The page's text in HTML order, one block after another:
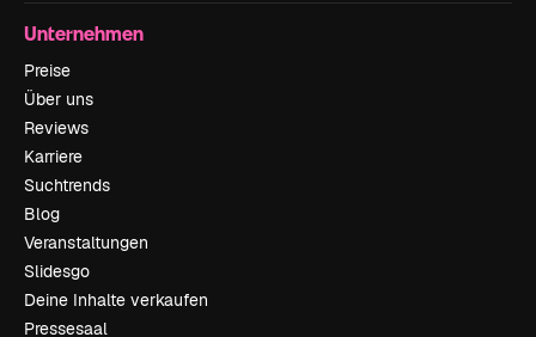
Unternehmen
Preise
Über uns
Reviews
Karriere
Suchtrends
Blog
Veranstaltungen
Slidesgo
Deine Inhalte verkaufen
Pressesaal